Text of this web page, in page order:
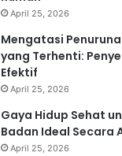
April 25, 2026
Mengatasi
yang Terhenti:
Efektif
April 25, 2026
Gaya Hidup Sehat
Badan Ideal Secara
April 25, 2026